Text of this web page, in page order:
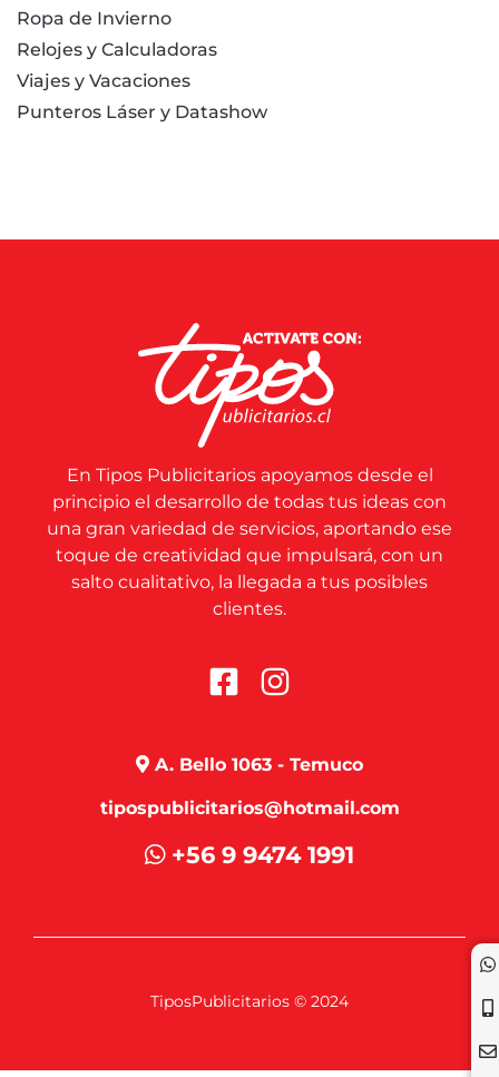
Ropa de Invierno
Relojes y Calculadoras
Viajes y Vacaciones
Punteros Láser y Datashow
En Tipos Publicitarios apoyamos desde el
principio el desarrollo de todas tus ideas con
una gran variedad de servicios, aportando ese
toque de creatividad que impulsará, con un
salto cualitativo, la llegada a tus posibles
clientes.
A. Bello 1063 - Temuco
tipospublicitarios@hotmail.com
+56 9 9474 1991
TiposPublicitarios © 2024